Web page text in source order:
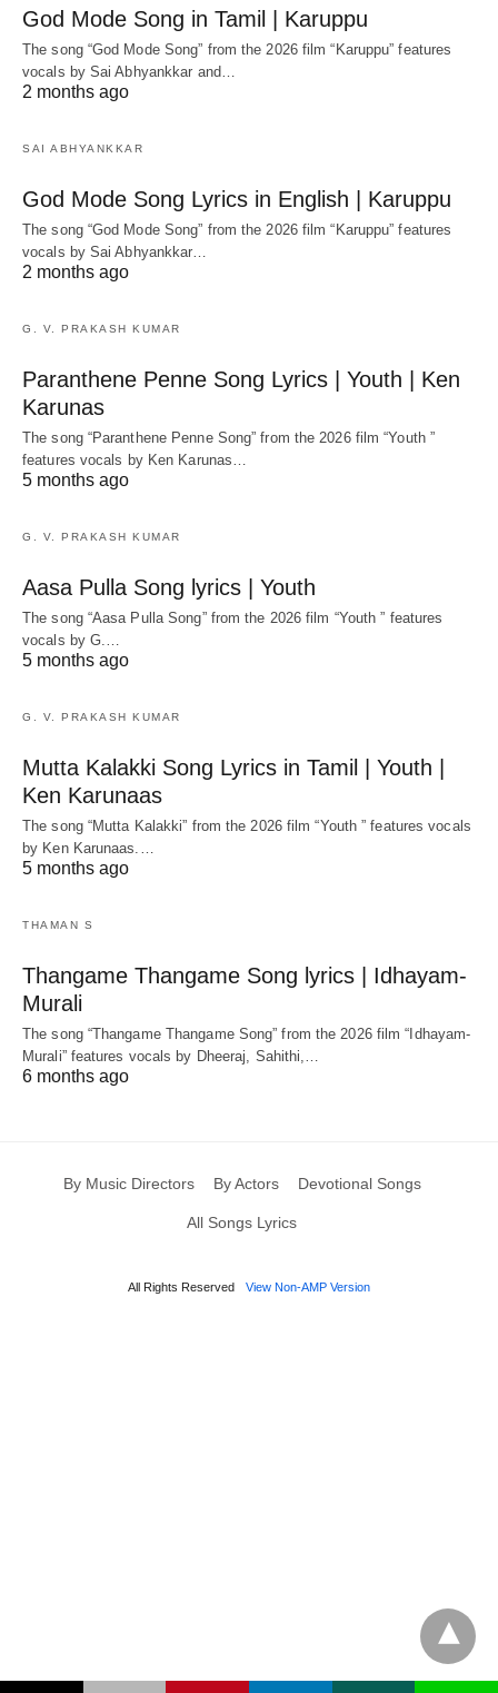
God Mode Song in Tamil | Karuppu
The song “God Mode Song” from the 2026 film “Karuppu” features
vocals by Sai Abhyankkar‬ and…
2 months ago
SAI ABHYANKKAR
God Mode Song Lyrics in English | Karuppu
The song “God Mode Song” from the 2026 film “Karuppu” features
vocals by Sai Abhyankkar‬…
2 months ago
G. V. PRAKASH KUMAR
Paranthene Penne Song Lyrics | Youth | Ken
Karunas
The song “Paranthene Penne Song” from the 2026 film “Youth ”
features vocals by Ken Karunas…
5 months ago
G. V. PRAKASH KUMAR
Aasa Pulla Song lyrics | Youth
The song “Aasa Pulla Song” from the 2026 film “Youth ” features
vocals by G.…
5 months ago
G. V. PRAKASH KUMAR
Mutta Kalakki Song Lyrics in Tamil | Youth |
Ken Karunaas
The song “Mutta Kalakki” from the 2026 film “Youth ” features vocals
by Ken Karunaas.…
5 months ago
THAMAN S
Thangame Thangame Song lyrics | Idhayam-
Murali
The song “Thangame Thangame Song” from the 2026 film “Idhayam-
Murali” features vocals by Dheeraj, Sahithi,…
6 months ago
By Music Directors By Actors Devotional Songs
All Songs Lyrics
All Rights Reserved View Non-AMP Version